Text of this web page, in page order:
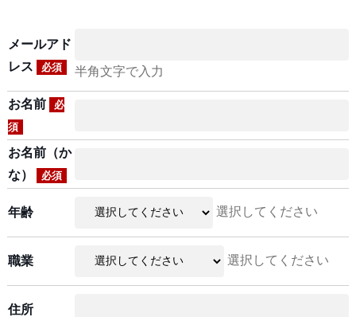
メールアド
レス
必須 半角文字で入力
お名前
必
須
お名前（か
な）
必須
年齢 選択してください
職業 選択してください
住所